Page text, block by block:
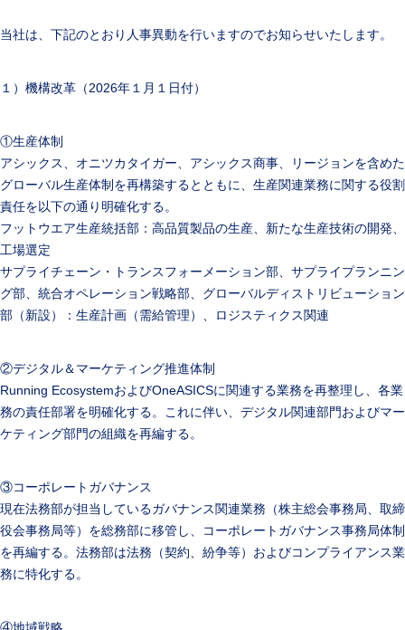
当社は、下記のとおり人事異動を行いますのでお知らせいたします。
１）機構改革（2026年１月１日付）
①生産体制
アシックス、オニツカタイガー、アシックス商事、リージョンを含めた
グローバル生産体制を再構築するとともに、生産関連業務に関する役割
責任を以下の通り明確化する。
フットウエア生産統括部：高品質製品の生産、新たな生産技術の開発、
工場選定
サプライチェーン・トランスフォーメーション部、サプライプランニン
グ部、統合オペレーション戦略部、グローバルディストリビューション
部（新設）：生産計画（需給管理）、ロジスティクス関連
②デジタル＆マーケティング推進体制
Running EcosystemおよびOneASICSに関連する業務を再整理し、各業
務の責任部署を明確化する。これに伴い、デジタル関連部門およびマー
ケティング部門の組織を再編する。
③コーポレートガバナンス
現在法務部が担当しているガバナンス関連業務（株主総会事務局、取締
役会事務局等）を総務部に移管し、コーポレートガバナンス事務局体制
を再編する。法務部は法務（契約、紛争等）およびコンプライアンス業
務に特化する。